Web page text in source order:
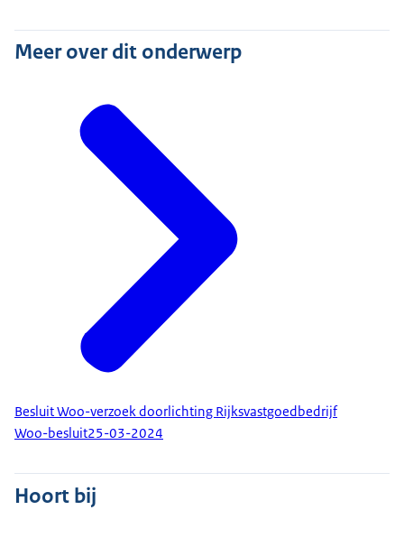
Meer over dit onderwerp
Besluit Woo-verzoek doorlichting Rijksvastgoedbedrijf
Woo-besluit25-03-2024
Hoort bij